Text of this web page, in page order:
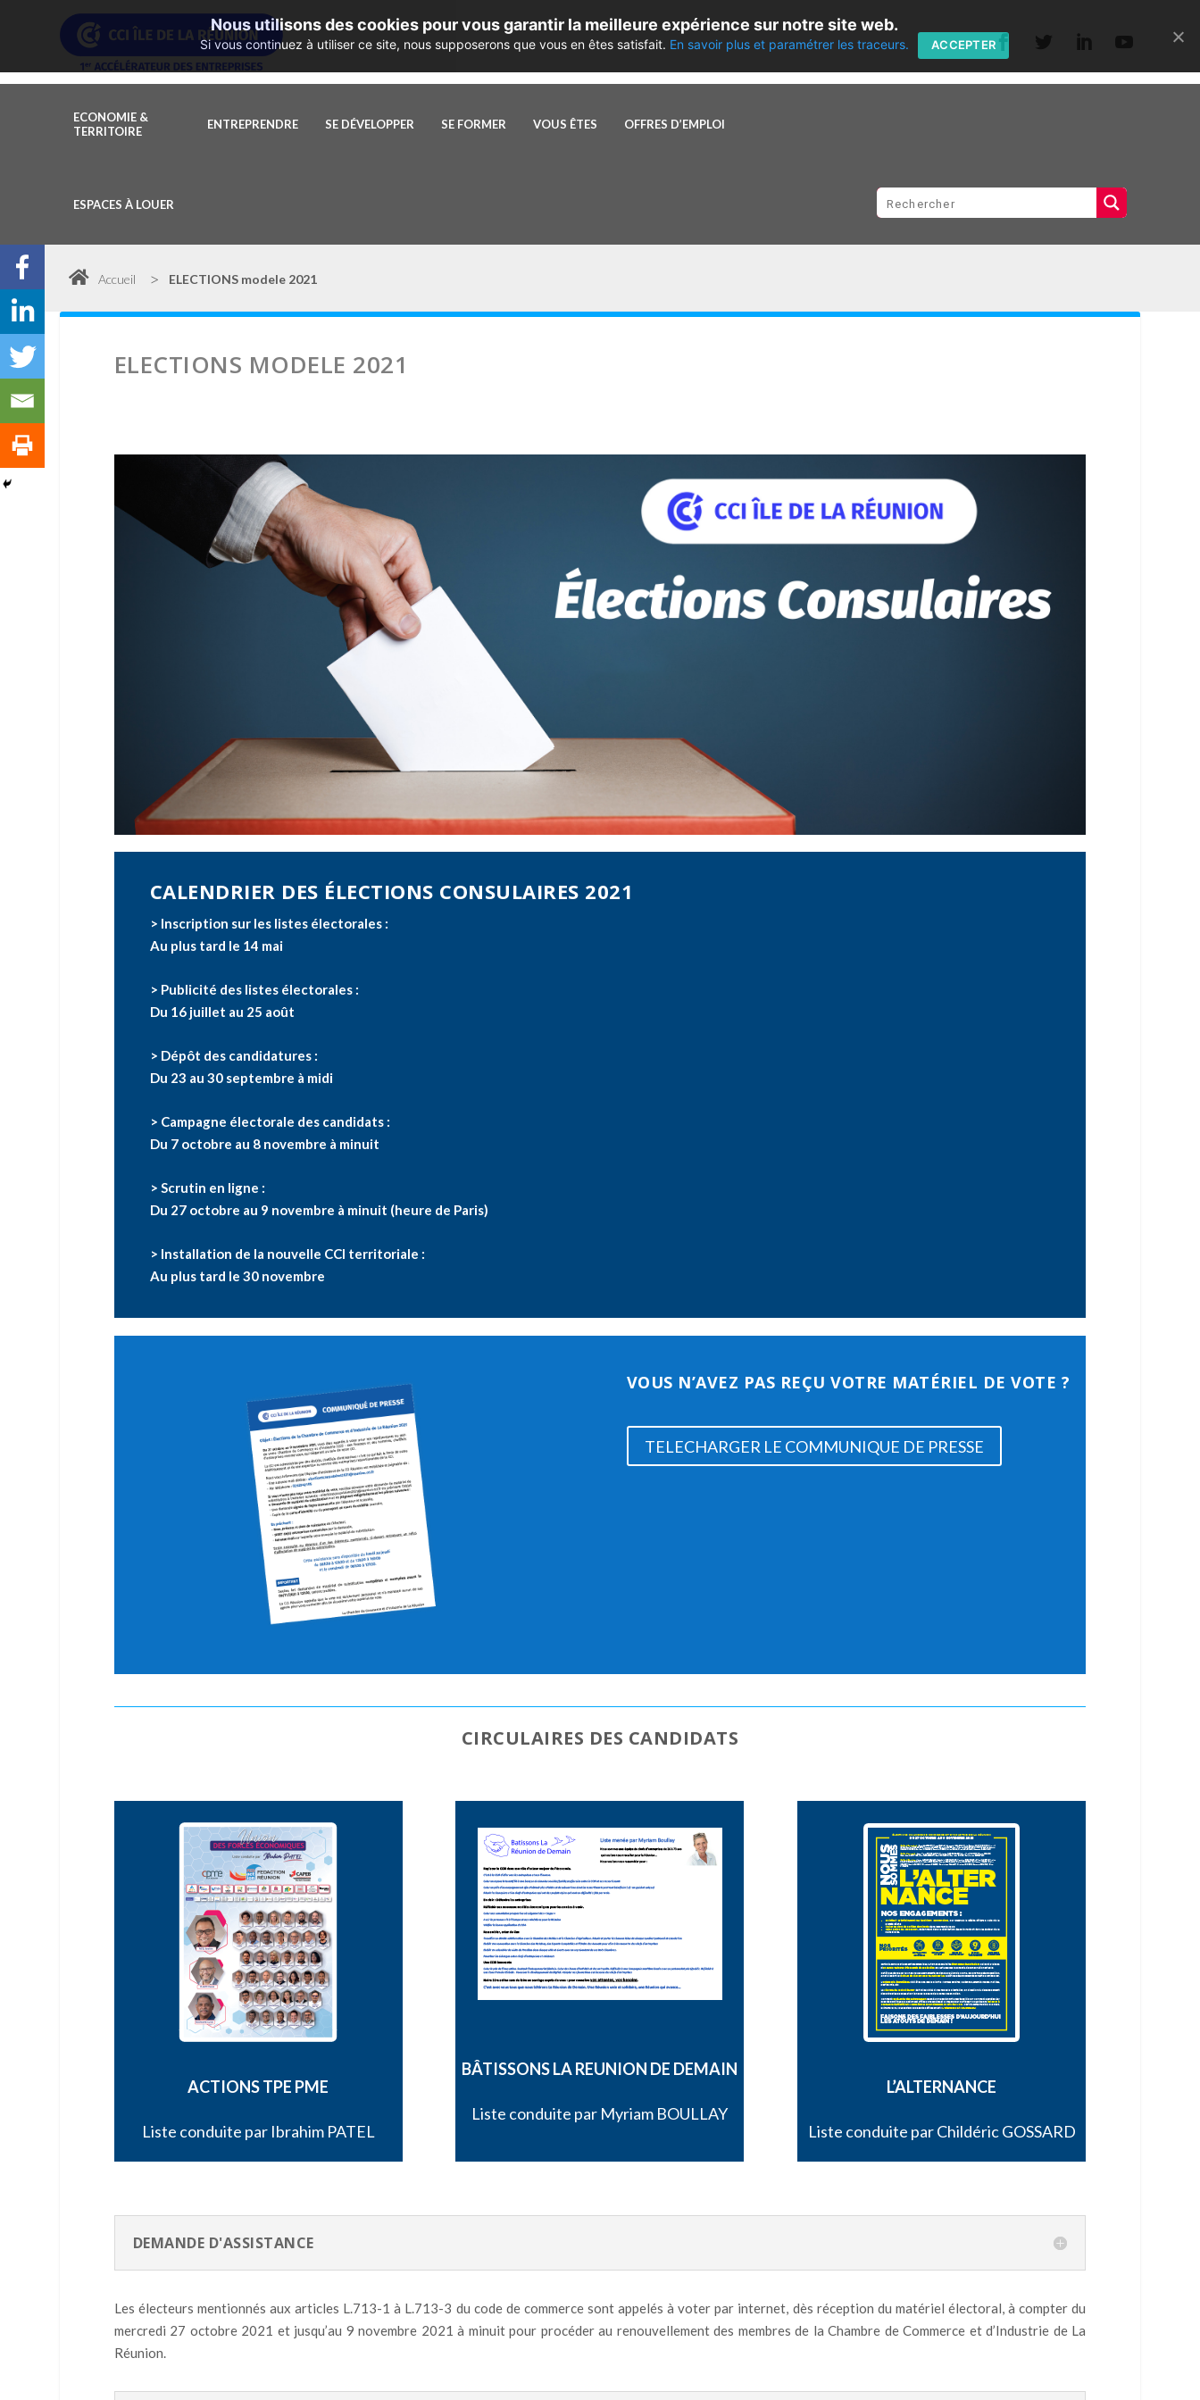
ECONOMIE &
TERRITOIRE
ENTREPRENDRE SE DÉVELOPPER SE FORMER VOUS ÊTES OFFRES D’EMPLOI
ESPACES À LOUER
Accueil > ELECTIONS modele 2021
ELECTIONS MODELE 2021
CALENDRIER DES ÉLECTIONS CONSULAIRES 2021
> Inscription sur les listes électorales :
Au plus tard le 14 mai
> Publicité des listes électorales :
Du 16 juillet au 25 août
> Dépôt des candidatures :
Du 23 au 30 septembre à midi
> Campagne électorale des candidats :
Du 7 octobre au 8 novembre à minuit
> Scrutin en ligne :
Du 27 octobre au 9 novembre à minuit (heure de Paris)
> Installation de la nouvelle CCI territoriale :
Au plus tard le 30 novembre
VOUS N’AVEZ PAS REÇU VOTRE MATÉRIEL DE VOTE ?
TELECHARGER LE COMMUNIQUE DE PRESSE
CIRCULAIRES DES CANDIDATS
ACTIONS TPE PME
Liste conduite par Ibrahim PATEL
BÂTISSONS LA REUNION DE DEMAIN
Liste conduite par Myriam BOULLAY
L’ALTERNANCE
Liste conduite par Childéric GOSSARD
DEMANDE D'ASSISTANCE
Les électeurs mentionnés aux articles L.713-1 à L.713-3 du code de commerce sont appelés à voter par internet, dès réception du matériel électoral, à compter du
mercredi 27 octobre 2021 et jusqu’au 9 novembre 2021 à minuit pour procéder au renouvellement des membres de la Chambre de Commerce et d’Industrie de La
Réunion.
Nous utilisons des cookies pour vous garantir la meilleure expérience sur notre site web.
Si vous continuez à utiliser ce site, nous supposerons que vous en êtes satisfait. En savoir plus et paramétrer les traceurs. ACCEPTER